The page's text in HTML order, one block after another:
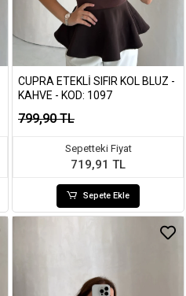
CUPRA ETEKLI SIFIR KOL BLUZ -
KAHVE - KOD: 1097
799,90 TL
Sepetteki Fiyat
719,91 TL
Sepete Ekle